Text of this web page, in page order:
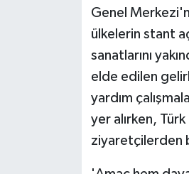
Genel
ülkelerin stant
sanatlarını
elde edilen
yardım
yer alırken,
ziyaretçilerden
Otomobil
POLİTİKA